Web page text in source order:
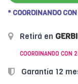
* COORDINANDO
Retirá en
COORDINANDO CON
Garantía 12